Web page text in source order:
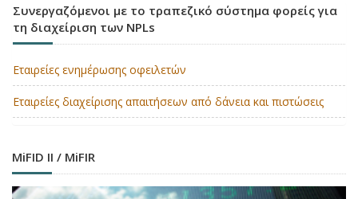
Συνεργαζόμενοι με το τραπεζικό σύστημα φορείς για
τη διαχείριση των NPLs
Εταιρείες ενημέρωσης οφειλετών
Εταιρείες διαχείρισης απαιτήσεων από δάνεια και πιστώσεις
MiFID II / MiFIR